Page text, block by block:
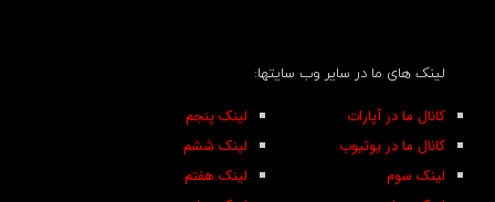
لینک های ما در سایر وب سایتها:
لینک پنجم
لینک ششم
لینک هفتم
کانال ما در آپارات
کانال ما در یوتیوب
لینک سوم